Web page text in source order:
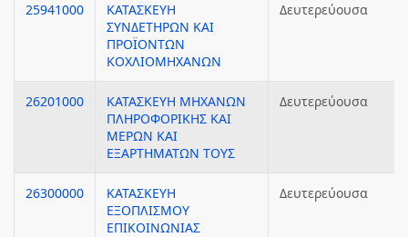
25941000
ΚΑΤΑΣΚΕΥΗ
ΣΥΝΔΕΤΗΡΩΝ ΚΑΙ
ΠΡΟΪΟΝΤΩΝ
ΚΟΧΛΙΟΜΗΧΑΝΩΝ
Δευτερεύουσα
26201000
ΚΑΤΑΣΚΕΥΗ ΜΗΧΑΝΩΝ
ΠΛΗΡΟΦΟΡΙΚΗΣ ΚΑΙ
ΜΕΡΩΝ ΚΑΙ
ΕΞΑΡΤΗΜΑΤΩΝ ΤΟΥΣ
Δευτερεύουσα
26300000
ΚΑΤΑΣΚΕΥΗ
ΕΞΟΠΛΙΣΜΟΥ
ΕΠΙΚΟΙΝΩΝΙΑΣ
Δευτερεύουσα